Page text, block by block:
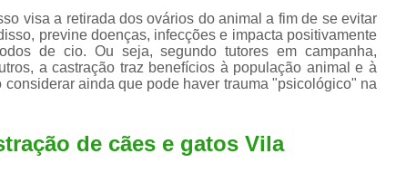
Consulta para Animais Silvestres São
Consulta para Silvestres
Consulta Veterinária para Silvestres
visa a retirada dos ovários do animal a fim de se evitar
previne doenças, infecções e impacta positivamente
de cio. Ou seja, segundo tutores em campanha,
a castração traz benefícios à população animal e à
ainda que pode haver trauma "psicológico" na
de cães e gatos Vila